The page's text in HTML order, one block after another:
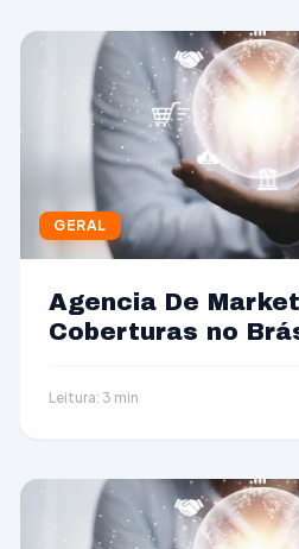
GERAL
Agencia De
Coberturas no
Leitura: 3 min